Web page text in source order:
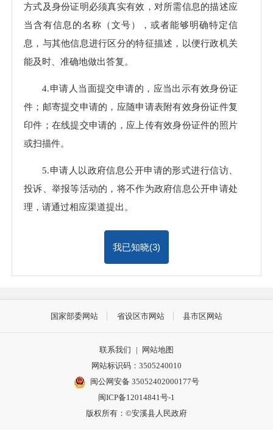
方式及身份证明必须真实有效，对所需信息的描述应
当含有信息的名称（文号），或者能够明确特定信
息，与其他信息进行区分的特征描述，以便行政机关
能及时、准确地做出答复。
4.申请人当面提交申请的，应当出示有效身份证
件；邮寄提交申请的，应随申请表附有效身份证件复
印件；在线提交申请的，应上传有效身份证件的照片
或扫描件。
5.申请人以政府信息公开申请的形式进行信访、
投诉、举报等活动的，将不作为政府信息公开申请处
理，请通过相应渠道提出。
我已知晓(3)
国家部委网站 省设区市网站 县市区网站
联系我们 |
网站地图
网站标识码：3505240010
闽公网安备 35052402000177号
闽ICP备12014841号-1
版权所有：©安溪县人民政府